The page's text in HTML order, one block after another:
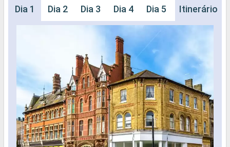
Dia 1 Dia 2 Dia 3 Dia 4 Dia 5 Itinerário